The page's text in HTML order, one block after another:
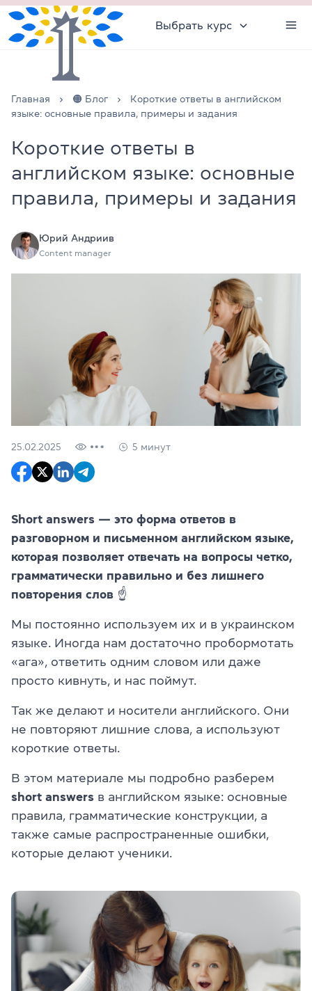
Выбрать курс
Главная 🟠 Блог
Короткие ответы в английском
языке: основные правила, примеры и задания
Короткие ответы в
английском языке: основные
правила, примеры и задания
Юрий Андриив
Content manager
25.02.2025 5 минут
Short answers — это форма ответов в
разговорном и письменном английском языке,
которая позволяет отвечать на вопросы четко,
грамматически правильно и без лишнего
повторения слов ☝
Мы постоянно используем их и в украинском
языке. Иногда нам достаточно пробормотать
«ага», ответить одним словом или даже
просто кивнуть, и нас поймут.
Так же делают и носители английского. Они
не повторяют лишние слова, а используют
короткие ответы.
В этом материале мы подробно разберем
short answers в английском языке: основные
правила, грамматические конструкции, а
также самые распространенные ошибки,
которые делают ученики.